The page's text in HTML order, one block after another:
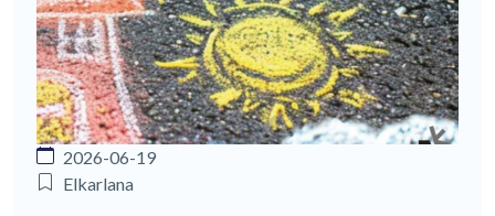
2026-06-19
Elkarlana